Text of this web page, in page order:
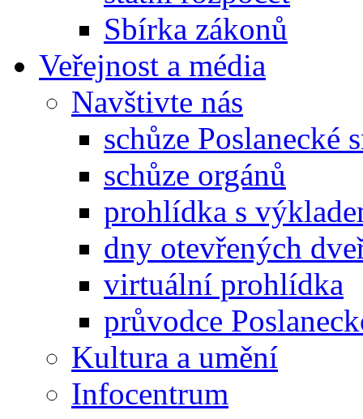
Sbírka zákonů
Veřejnost a média
Navštivte nás
schůze Poslanecké
schůze orgánů
prohlídka s
dny otevřených
virtuální prohlídka
průvodce
Kultura a umění
Infocentrum